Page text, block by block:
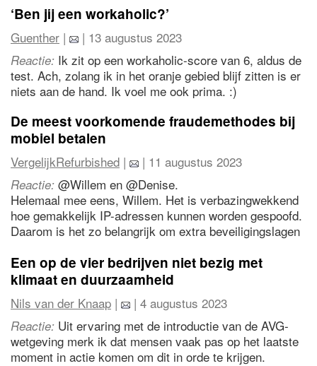
Overigens, als we het hebben over betrouwbaarheid,
refurbished apparaten zijn een geweldige manier om
technologie te hergebruiken en te zorgen voor
duurzaamheid, terwijl ze nog steeds de nodige
beveiligingsfuncties bieden. Het is altijd goed om zowel
onze digitale als fysieke voetafdruk te minimaliseren.
‘Ben jij een workaholic?’
Guenther | | 13 augustus 2023
Reactie: Ik zit op een workaholic-score van 6, aldus de
test. Ach, zolang ik in het oranje gebied blijf zitten is er
niets aan de hand. Ik voel me ook prima. :)
De meest voorkomende fraudemethodes bij
mobiel betalen
VergelijkRefurbished | | 11 augustus 2023
Reactie: @Willem en @Denise.
Helemaal mee eens, Willem. Het is verbazingwekkend
hoe gemakkelijk IP-adressen kunnen worden gespoofd.
Daarom is het zo belangrijk om extra beveiligingslagen
Overigens, als we het hebben over betrouwbaarheid,
refurbished apparaten zijn een geweldige manier om
duurzaamheid, terwijl ze nog steeds de nodige
beveiligingsfuncties bieden. Het is altijd goed om zowel
onze digitale als fysieke voetafdruk te minimaliseren.
Een op de vier bedrijven niet bezig met
klimaat en duurzaamheid
Nils van der Knaap | | 4 augustus 2023
Reactie: Uit ervaring met de introductie van de AVG-
wetgeving merk ik dat mensen vaak pas op het laatste
moment in actie komen om dit in orde te krijgen.